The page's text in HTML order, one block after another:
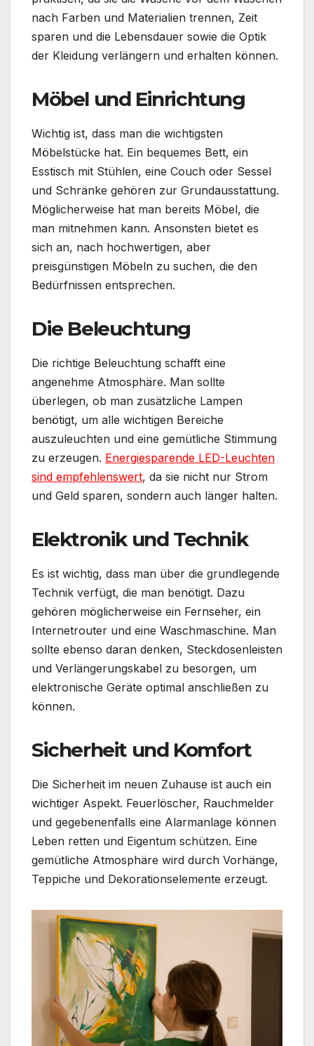
nach Farben und Materialien trennen, Zeit
sparen und die Lebensdauer sowie die Optik
der Kleidung verlängern und erhalten können.
Möbel und Einrichtung
Wichtig ist, dass man die wichtigsten
Möbelstücke hat. Ein bequemes Bett, ein
Esstisch mit Stühlen, eine Couch oder Sessel
und Schränke gehören zur Grundausstattung.
Möglicherweise hat man bereits Möbel, die
man mitnehmen kann. Ansonsten bietet es
sich an, nach hochwertigen, aber
preisgünstigen Möbeln zu suchen, die den
Bedürfnissen entsprechen.
Die Beleuchtung
Die richtige Beleuchtung schafft eine
angenehme Atmosphäre. Man sollte
überlegen, ob man zusätzliche Lampen
benötigt, um alle wichtigen Bereiche
auszuleuchten und eine gemütliche Stimmung
zu erzeugen. Energiesparende LED-Leuchten
sind empfehlenswert, da sie nicht nur Strom
und Geld sparen, sondern auch länger halten.
Elektronik und Technik
Es ist wichtig, dass man über die grundlegende
Technik verfügt, die man benötigt. Dazu
gehören möglicherweise ein Fernseher, ein
Internetrouter und eine Waschmaschine. Man
sollte ebenso daran denken, Steckdosenleisten
und Verlängerungskabel zu besorgen, um
elektronische Geräte optimal anschließen zu
können.
Sicherheit und Komfort
Die Sicherheit im neuen Zuhause ist auch ein
wichtiger Aspekt. Feuerlöscher, Rauchmelder
und gegebenenfalls eine Alarmanlage können
Leben retten und Eigentum schützen. Eine
gemütliche Atmosphäre wird durch Vorhänge,
Teppiche und Dekorationselemente erzeugt.